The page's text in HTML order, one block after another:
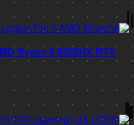
Ryzen 9 9955HX RTX